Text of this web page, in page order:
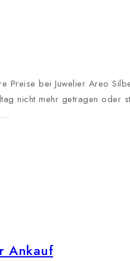
Preise bei Juwelier Areo
nicht mehr getragen oder
Ankauf